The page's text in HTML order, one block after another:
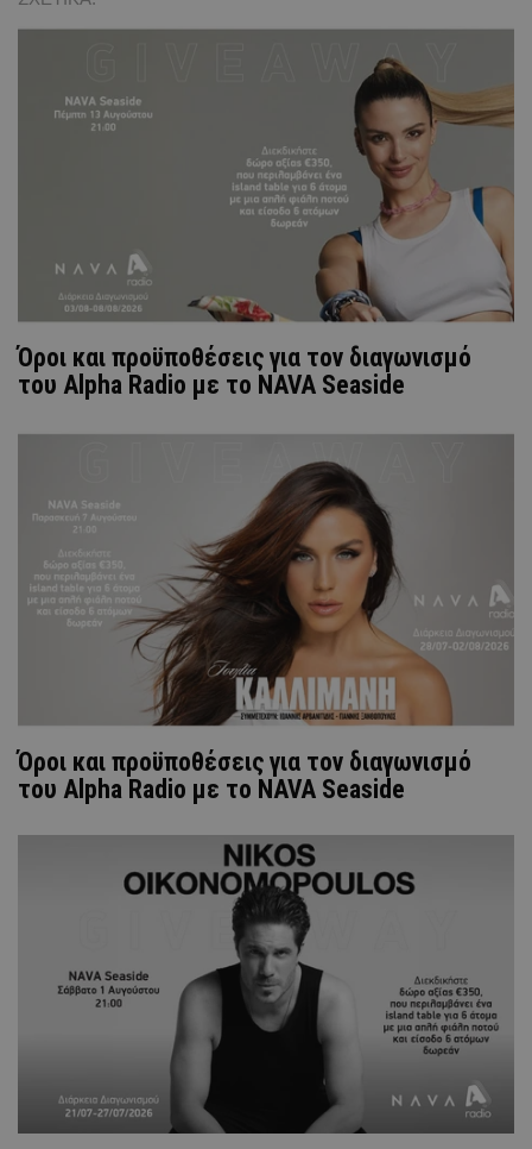
Όροι και προϋποθέσεις για τον διαγωνισμό
του Alpha Radio με το NAVA Seaside
Όροι και προϋποθέσεις για τον διαγωνισμό
του Alpha Radio με το NAVA Seaside